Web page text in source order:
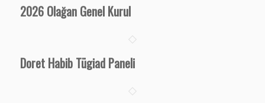
2026 Olağan Genel Kurul
Doret Habib Tügiad Paneli